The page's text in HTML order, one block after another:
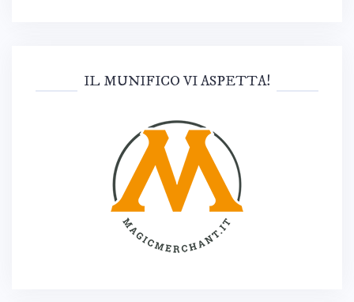
IL MUNIFICO VI ASPETTA!